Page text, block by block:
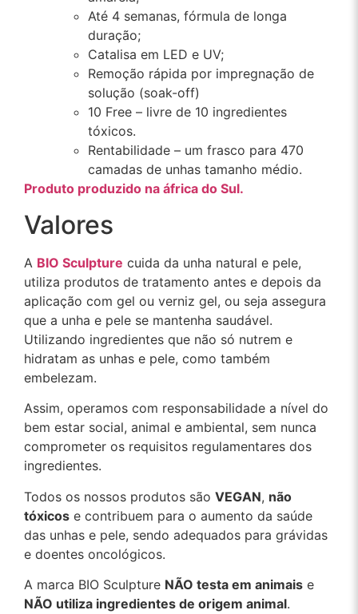
Até 4 semanas, fórmula de longa
duração;
Catalisa em LED e UV;
Remoção rápida por impregnação de
solução (soak-off)
10 Free – livre de 10 ingredientes
tóxicos.
Rentabilidade – um frasco para 470
camadas de unhas tamanho médio.
Produto produzido na áfrica do Sul.
Valores
A BIO Sculpture cuida da unha natural e pele,
utiliza produtos de tratamento antes e depois da
aplicação com gel ou verniz gel, ou seja assegura
que a unha e pele se mantenha saudável.
Utilizando ingredientes que não só nutrem e
hidratam as unhas e pele, como também
embelezam.
Assim, operamos com responsabilidade a nível do
bem estar social, animal e ambiental, sem nunca
comprometer os requisitos regulamentares dos
ingredientes.
Todos os nossos produtos são VEGAN, não
tóxicos e contribuem para o aumento da saúde
das unhas e pele, sendo adequados para grávidas
e doentes oncológicos.
A marca BIO Sculpture NÃO testa em animais e
NÃO utiliza ingredientes de origem animal.